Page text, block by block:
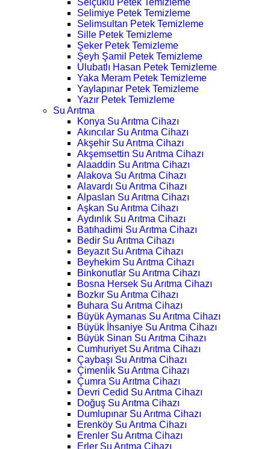
Selçuklu Petek Temizleme
Selimiye Petek Temizleme
Selimsultan Petek Temizleme
Sille Petek Temizleme
Şeker Petek Temizleme
Şeyh Şamil Petek Temizleme
Ulubatlı Hasan Petek Temizleme
Yaka Meram Petek Temizleme
Yaylapınar Petek Temizleme
Yazır Petek Temizleme
Su Arıtma
Konya Su Arıtma Cihazı
Akıncılar Su Arıtma Cihazı
Akşehir Su Arıtma Cihazı
Akşemsettin Su Arıtma Cihazı
Alaaddin Su Arıtma Cihazı
Alakova Su Arıtma Cihazı
Alavardı Su Arıtma Cihazı
Alpaslan Su Arıtma Cihazı
Aşkan Su Arıtma Cihazı
Aydınlık Su Arıtma Cihazı
Batıhadimi Su Arıtma Cihazı
Bedir Su Arıtma Cihazı
Beyazıt Su Arıtma Cihazı
Beyhekim Su Arıtma Cihazı
Binkonutlar Su Arıtma Cihazı
Bosna Hersek Su Arıtma Cihazı
Bozkır Su Arıtma Cihazı
Buhara Su Arıtma Cihazı
Büyük Aymanas Su Arıtma Cihazı
Büyük İhsaniye Su Arıtma Cihazı
Büyük Sinan Su Arıtma Cihazı
Cumhuriyet Su Arıtma Cihazı
Çaybaşı Su Arıtma Cihazı
Çimenlik Su Arıtma Cihazı
Çumra Su Arıtma Cihazı
Devri Cedid Su Arıtma Cihazı
Doğuş Su Arıtma Cihazı
Dumlupınar Su Arıtma Cihazı
Erenköy Su Arıtma Cihazı
Erenler Su Arıtma Cihazı
Erler Su Arıtma Cihazı